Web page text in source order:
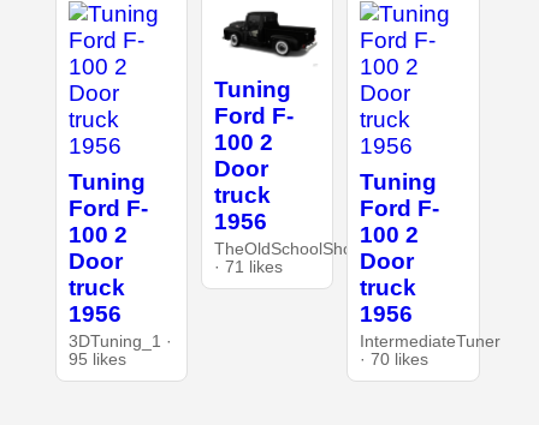
Tuning
Ford F-
100 2
Door
truck
1956
3DTuning_1 ·
95 likes
Tuning
Ford F-
100 2
Door
truck
1956
TheOldSchoolShop
· 71 likes
Tuning
Ford F-
100 2
Door
truck
1956
IntermediateTuner
· 70 likes